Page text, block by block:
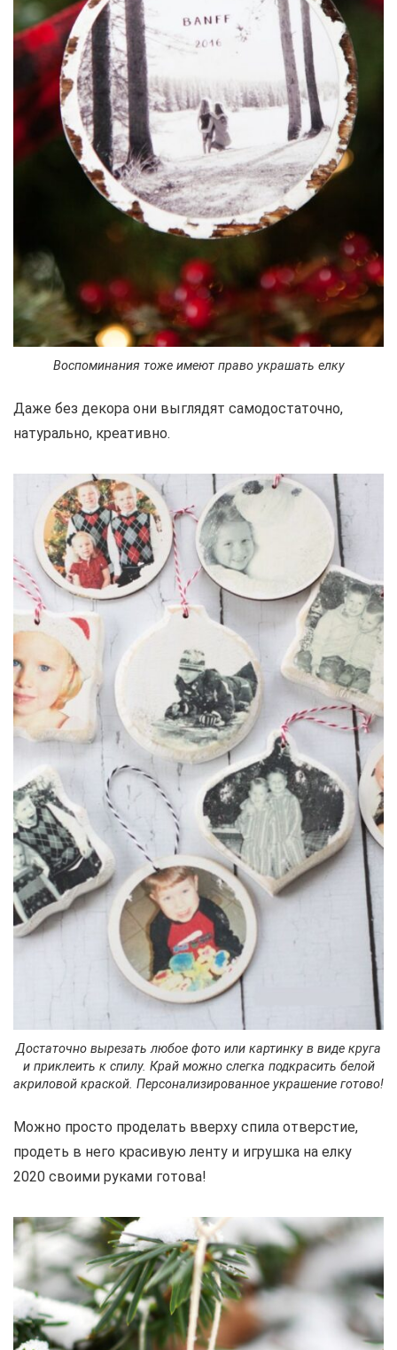
Воспоминания тоже имеют право украшать елку
Даже без декора они выглядят самодостаточно,
натурально, креативно.
Достаточно вырезать любое фото или картинку в виде круга
и приклеить к спилу. Край можно слегка подкрасить белой
акриловой краской. Персонализированное украшение готово!
Можно просто проделать вверху спила отверстие,
продеть в него красивую ленту и игрушка на елку
2020 своими руками готова!